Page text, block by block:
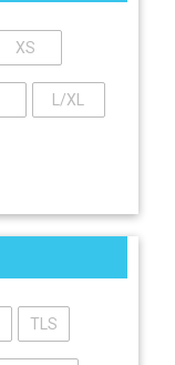
XS
L/XL
TLS